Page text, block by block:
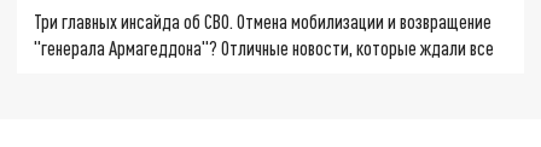
Три главных инсайда об СВО. Отмена мобилизации и возвращение
"генерала Армагеддона"? Отличные новости, которые ждали все